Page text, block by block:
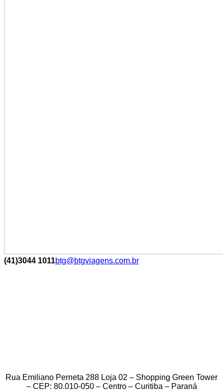
(41)3044 1011btg@btgviagens.com.br
Rua Emiliano Perneta 288 Loja 02 – Shopping Green Tower
– CEP: 80.010-050 – Centro – Curitiba – Paraná